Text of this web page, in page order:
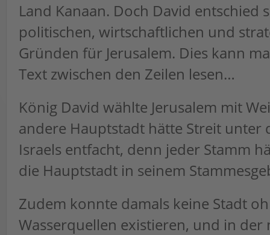
Land Kanaan. Doch David entschied
politischen, wirtschaftlichen und
Gründen für Jerusalem. Dies kann
Text zwischen den Zeilen lesen…
König David wählte Jerusalem mit
andere Hauptstadt hätte Streit unter
Israels entfacht, denn jeder Stamm
die Hauptstadt in seinem
Zudem konnte damals keine Stadt
Wasserquellen existieren, und in der